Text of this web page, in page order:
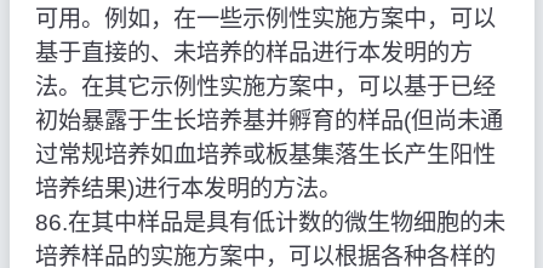
可用。例如，在一些示例性实施方案中，可以
基于直接的、未培养的样品进行本发明的方
法。在其它示例性实施方案中，可以基于已经
初始暴露于生长培养基并孵育的样品(但尚未通
过常规培养如血培养或板基集落生长产生阳性
培养结果)进行本发明的方法。
86.在其中样品是具有低计数的微生物细胞的未
培养样品的实施方案中，可以根据各种各样的